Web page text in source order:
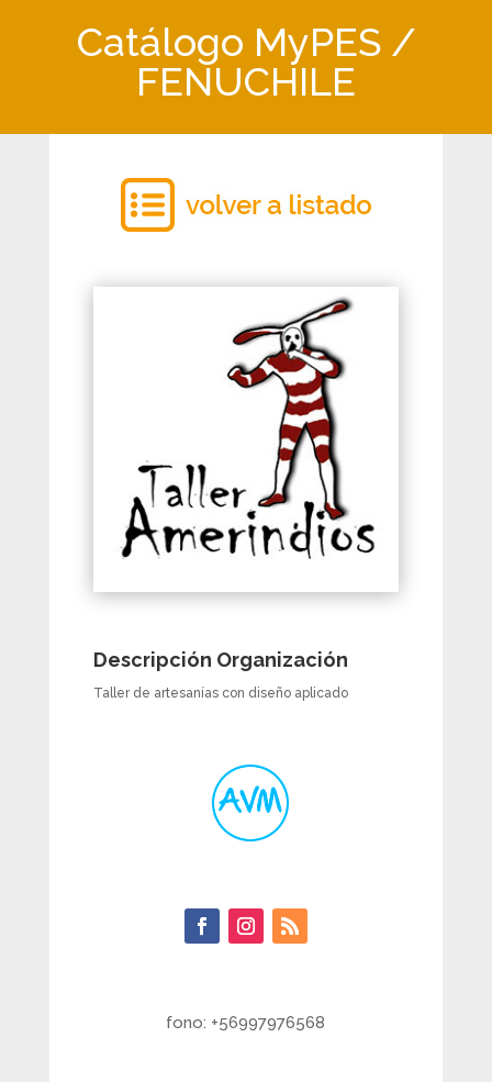
Catálogo MyPES /
FENUCHILE
Descripción Organización
Taller de artesanías con diseño aplicado
fono: +56997976568